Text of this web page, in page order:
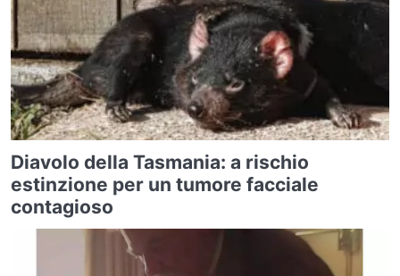
Diavolo della Tasmania: a rischio
estinzione per un tumore facciale
contagioso